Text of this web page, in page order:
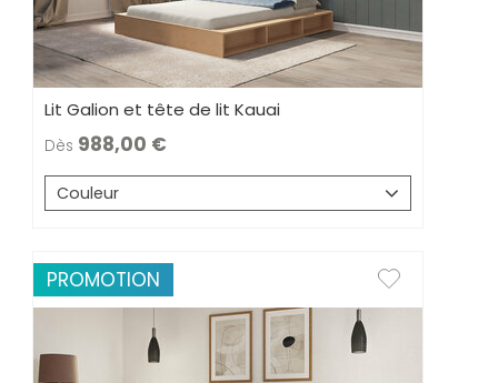
Lit Galion et tête de lit Kauai
Dès 988,00
Couleur
PROMOTION